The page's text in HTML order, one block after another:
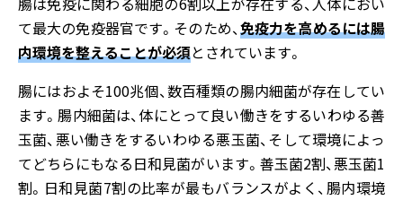
て最大の免疫器官です。そのため、免疫力を高めるには腸
内環境を整えることが必須とされています。
腸にはおよそ100兆個、数百種類の腸内細菌が存在してい
ます。腸内細菌は、体にとって良い働きをするいわゆる善
玉菌、悪い働きをするいわゆる悪玉菌、そして環境によっ
てどちらにもなる日和見菌がいます。善玉菌2割、悪玉菌1
割。日和見菌7割の比率が最もバランスがよく、腸内環境